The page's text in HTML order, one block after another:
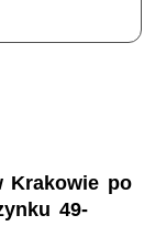
Krakowie po
49-